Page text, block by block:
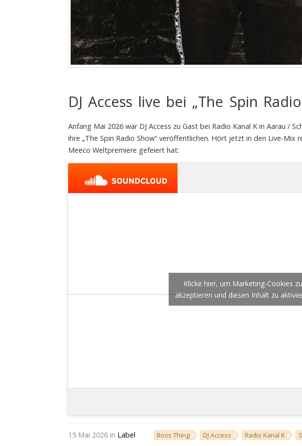
DJ Access live bei „The Spin
Anfang Mai 2026 war DJ Access zu Gast bei Radio Kanal K in Aarau /
ihre „The Spin Radio Show“ veröffentlichen. Hört jetzt in den Live-Mix
Meeco Weltpremiere gefeiert hat:
Klicke hier, um Marketing-Cookies zu
akzeptieren und diesen Inhalt zu
15 Mai 2026 in Label Boss Thing DJ Access Radio Kanal K